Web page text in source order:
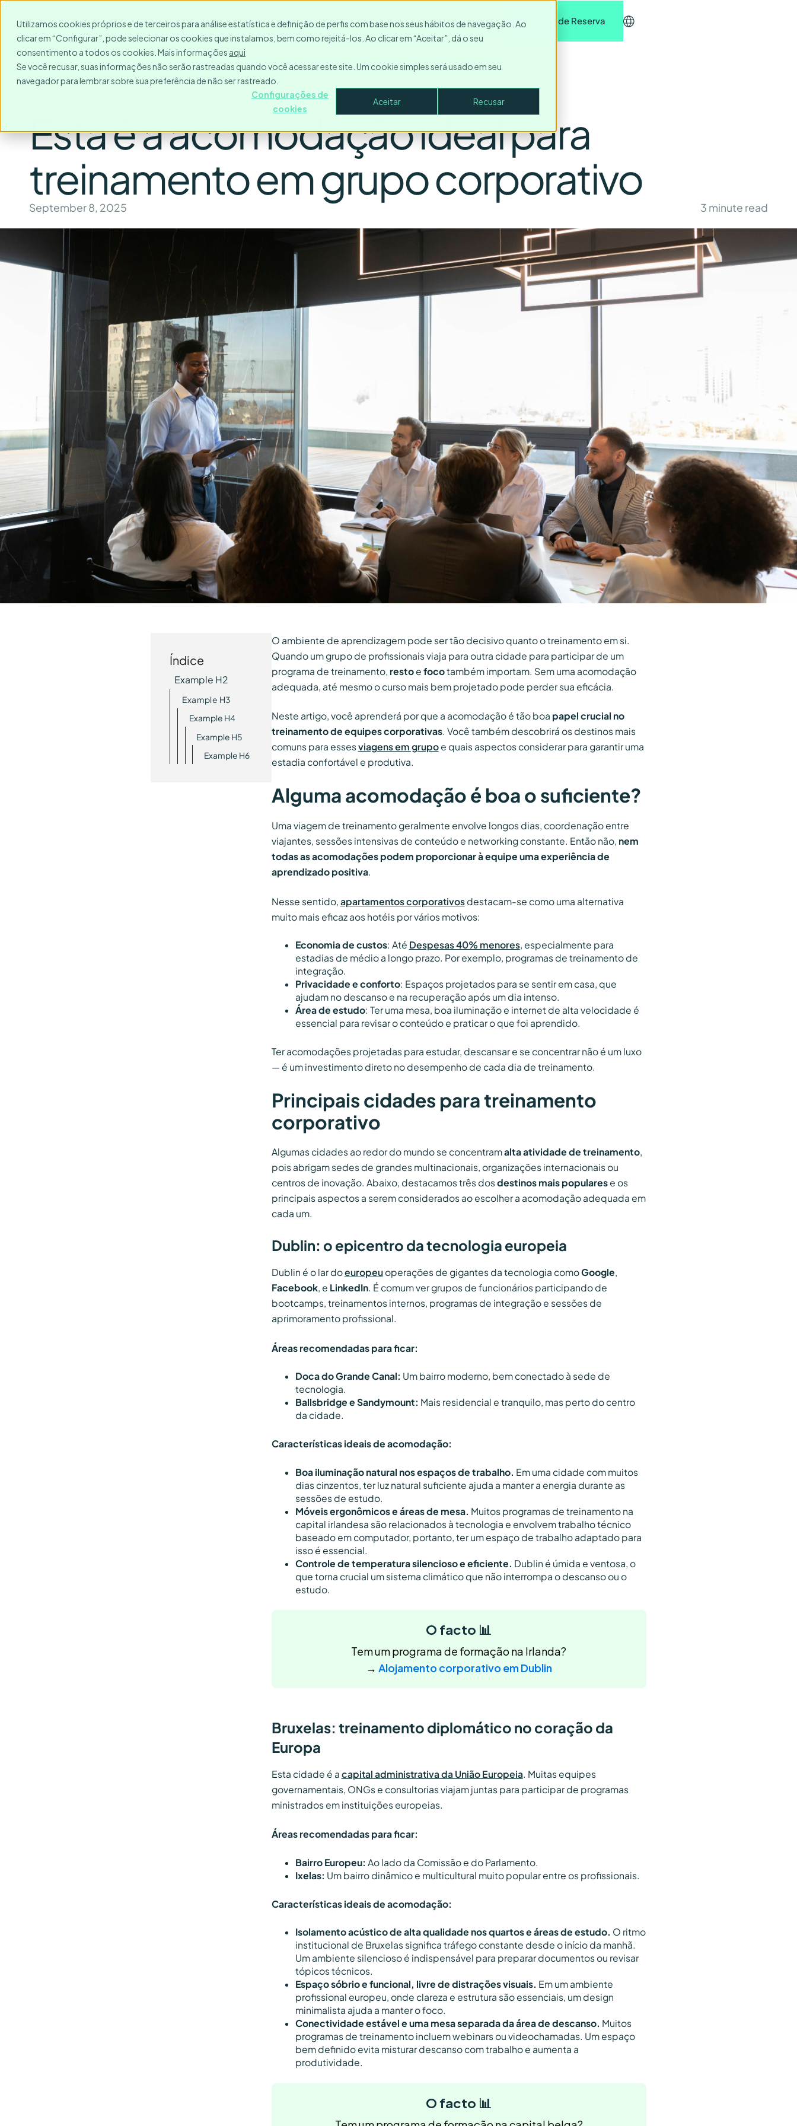
Utilizamos cookies próprios e de terceiros para análise estatística e definição de perfis com base nos seus hábitos de navegação. Ao
clicar em “Configurar”, pode selecionar os cookies que instalamos, bem como rejeitá-los. Ao clicar em “Aceitar”, dá o seu
consentimento a todos os cookies. Mais informações aqui
Se você recusar, suas informações não serão rastreadas quando você acessar este site. Um cookie simples será usado em seu
navegador para lembrar sobre sua preferência de não ser rastreado.
Configurações de
cookies
Aceitar Recusar
Para quem? Destinos Recursos Entre em contato Empresa Entrar Pedido de Reserva
Esta é a acomodação ideal para
treinamento em grupo corporativo
September 8, 2025 3 minute read
Índice
Example H2
Example H3
Example H4
Example H5
Example H6
O ambiente de aprendizagem pode ser tão decisivo quanto o treinamento em si.
Quando um grupo de profissionais viaja para outra cidade para participar de um
programa de treinamento, restoe focotambém importam. Sem uma acomodação
adequada, até mesmo o curso mais bem projetado pode perder sua eficácia.
Neste artigo, você aprenderá por que a acomodação é tão boa papel crucial no
treinamento de equipes corporativas. Você também descobrirá os destinos mais
comuns para essesviagens em grupoe quais aspectos considerar para garantir uma
estadia confortável e produtiva.
Alguma acomodação é boa o suficiente?
Uma viagem de treinamento geralmente envolve longos dias, coordenação entre
viajantes, sessões intensivas de conteúdo e networking constante. Então não, nem
todas as acomodações podem proporcionar à equipe uma experiência de
aprendizado positiva.
Nesse sentido, apartamentos corporativosdestacam-se como uma alternativa
muito mais eficaz aos hotéis por vários motivos:
Economia de custos: Até Despesas 40% menores, especialmente para
estadias de médio a longo prazo. Por exemplo, programas de treinamento de
integração.
Privacidade e conforto: Espaços projetados para se sentir em casa, que
ajudam no descanso e na recuperação após um dia intenso.
Área de estudo: Ter uma mesa, boa iluminação e internet de alta velocidade é
essencial para revisar o conteúdo e praticar o que foi aprendido.
Ter acomodações projetadas para estudar, descansar e se concentrar não é um luxo
— é um investimento direto no desempenho de cada dia de treinamento.
Principais cidades para treinamento
corporativo
Algumas cidades ao redor do mundo se concentramalta atividade de treinamento,
pois abrigam sedes de grandes multinacionais, organizações internacionais ou
centros de inovação. Abaixo, destacamos três dosdestinos mais popularese os
principais aspectos a serem considerados ao escolher a acomodação adequada em
cada um.
Dublin: o epicentro da tecnologia europeia
Dublin é o lar doeuropeuoperações de gigantes da tecnologia comoGoogle,
Facebook, e LinkedIn. É comum ver grupos de funcionários participando de
bootcamps, treinamentos internos, programas de integração e sessões de
aprimoramento profissional.
Áreas recomendadas para ficar:
Doca do Grande Canal: Um bairro moderno, bem conectado à sede de
tecnologia.
Ballsbridge e Sandymount: Mais residencial e tranquilo, mas perto do centro
da cidade.
Características ideais de acomodação:
Boa iluminação natural nos espaços de trabalho. Em uma cidade com muitos
dias cinzentos, ter luz natural suficiente ajuda a manter a energia durante as
sessões de estudo.
Móveis ergonômicos e áreas de mesa. Muitos programas de treinamento na
capital irlandesa são relacionados à tecnologia e envolvem trabalho técnico
baseado em computador, portanto, ter um espaço de trabalho adaptado para
isso é essencial.
Controle de temperatura silencioso e eficiente. Dublin é úmida e ventosa, o
que torna crucial um sistema climático que não interrompa o descanso ou o
estudo.
O facto 📊
Tem um programa de formação na Irlanda?
→ Alojamento corporativo em Dublin
Bruxelas: treinamento diplomático no coração da
Europa
Esta cidade é a capital administrativa da União Europeia. Muitas equipes
governamentais, ONGs e consultorias viajam juntas para participar de programas
ministrados em instituições europeias.
Áreas recomendadas para ficar:
Bairro Europeu: Ao lado da Comissão e do Parlamento.
Ixelas: Um bairro dinâmico e multicultural muito popular entre os profissionais.
Características ideais de acomodação:
Isolamento acústico de alta qualidade nos quartos e áreas de estudo. O ritmo
institucional de Bruxelas significa tráfego constante desde o início da manhã.
Um ambiente silencioso é indispensável para preparar documentos ou revisar
tópicos técnicos.
Espaço sóbrio e funcional, livre de distrações visuais. Em um ambiente
profissional europeu, onde clareza e estrutura são essenciais, um design
minimalista ajuda a manter o foco.
Conectividade estável e uma mesa separada da área de descanso. Muitos
programas de treinamento incluem webinars ou videochamadas. Um espaço
bem definido evita misturar descanso com trabalho e aumenta a
produtividade.
O facto 📊